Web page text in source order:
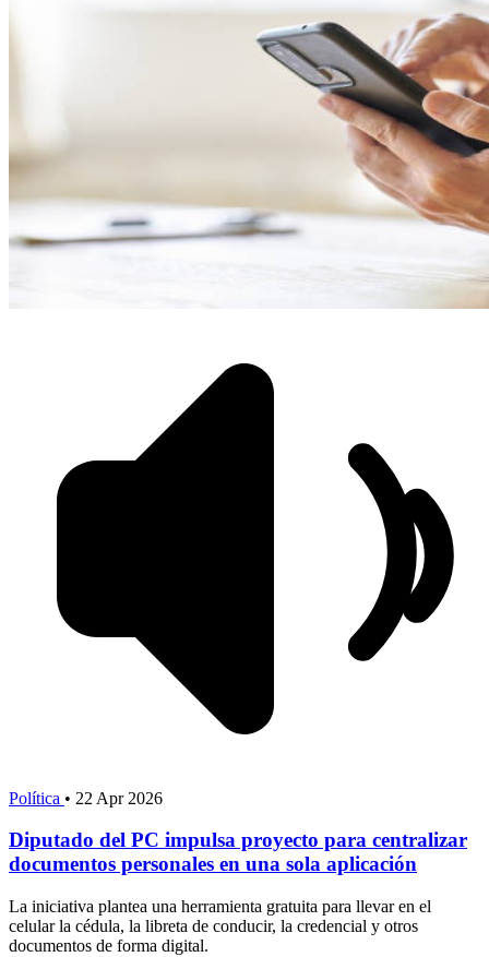
Política • 22 Apr 2026
Diputado del PC impulsa proyecto para centralizar
documentos personales en una sola aplicación
La iniciativa plantea una herramienta gratuita para llevar en el
celular la cédula, la libreta de conducir, la credencial y otros
documentos de forma digital.